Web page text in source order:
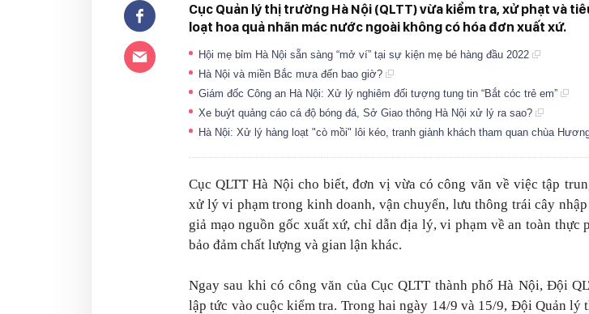
Cục Quản lý thị trường Hà Nội (QLTT) vừa kiểm tra, xử phạt và
loạt hoa quả nhãn mác nước ngoài không có hóa đơn xuất xứ.
Hội mẹ bỉm Hà Nội sẵn sàng “mở ví” tại sự kiện mẹ bé hàng đầu 2022
Hà Nội và miền Bắc mưa đến bao giờ?
Giám đốc Công an Hà Nội: Xử lý nghiêm đối tượng tung tin “Bắt cóc trẻ em”
Xe buýt quảng cáo cá độ bóng đá, Sở Giao thông Hà Nội xử lý ra sao?
Hà Nội: Xử lý hàng loạt "cò mồi" lôi kéo, tranh giành khách tham quan chùa
Cục QLTT Hà Nội cho biết, đơn vị vừa có công văn về việc tập
xử lý vi phạm trong kinh doanh, vận chuyển, lưu thông trái cây
giả mạo nguồn gốc xuất xứ, chỉ dẫn địa lý, vi phạm về an toàn thực
bảo đảm chất lượng và gian lận khác.
Ngay sau khi có công văn của Cục QLTT thành phố Hà Nội, Đội
lập tức vào cuộc kiểm tra. Trong hai ngày 14/9 và 15/9, Đội Quản lý